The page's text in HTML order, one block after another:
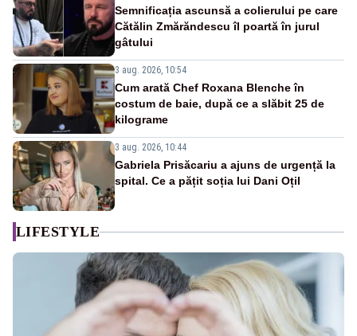
Semnificația ascunsă a colierului pe care
Cătălin Zmărăndescu îl poartă în jurul
gâtului
3 aug. 2026, 10:54
Cum arată Chef Roxana Blenche în
costum de baie, după ce a slăbit 25 de
kilograme
3 aug. 2026, 10:44
Gabriela Prisăcariu a ajuns de urgență la
spital. Ce a pățit soția lui Dani Oțil
LIFESTYLE